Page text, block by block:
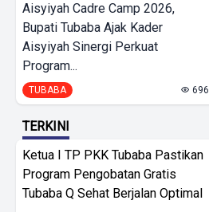
Aisyiyah Cadre Camp 2026,
Bupati Tubaba Ajak Kader
Aisyiyah Sinergi Perkuat
Program...
TUBABA 696
TERKINI
Ketua I TP PKK Tubaba Pastikan
Program Pengobatan Gratis
Tubaba Q Sehat Berjalan Optimal